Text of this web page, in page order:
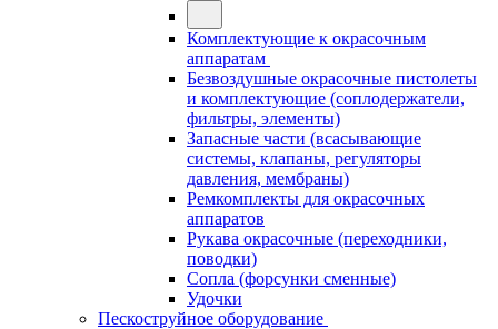
Комплектующие к окрасочным
аппаратам
Безвоздушные окрасочные пистолеты
и комплектующие (соплодержатели,
фильтры, элементы)
Запасные части (всасывающие
системы, клапаны, регуляторы
давления, мембраны)
Ремкомплекты для окрасочных
аппаратов
Рукава окрасочные (переходники,
поводки)
Сопла (форсунки сменные)
Удочки
Пескоструйное оборудование